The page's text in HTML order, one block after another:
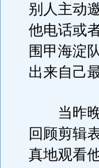
别人主动
他电话或
围甲海淀
出来自己
当昨晚
回顾剪辑
真地观看